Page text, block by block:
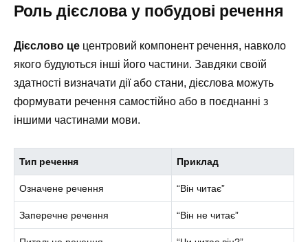
Роль дієслова у побудові речення
Дієслово це центровий компонент речення, навколо
якого будуються інші його частини. Завдяки своїй
здатності визначати дії або стани, дієслова можуть
формувати речення самостійно або в поєднанні з
іншими частинами мови.
Тип речення Приклад
Означене речення “Він читає”
Заперечне речення “Він не читає”